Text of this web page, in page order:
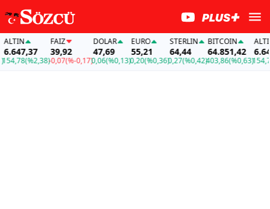
(%2,38)
39,92
-0,07(%-0,17)
DOLAR
47,69
0,06(%0,13)
EURO
55,21
0,20(%0,36)
STERLIN
64,44
0,27(%0,42)
BITCOIN
64.851,42
403,86(%0,63)
ALTIN
154,78